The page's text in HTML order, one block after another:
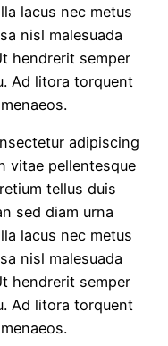
lacus nec metus
nisl malesuada
hendrerit semper
Ad litora torquent
adipiscing
vitae pellentesque
tellus duis
sed diam urna
lacus nec metus
nisl malesuada
hendrerit semper
Ad litora torquent